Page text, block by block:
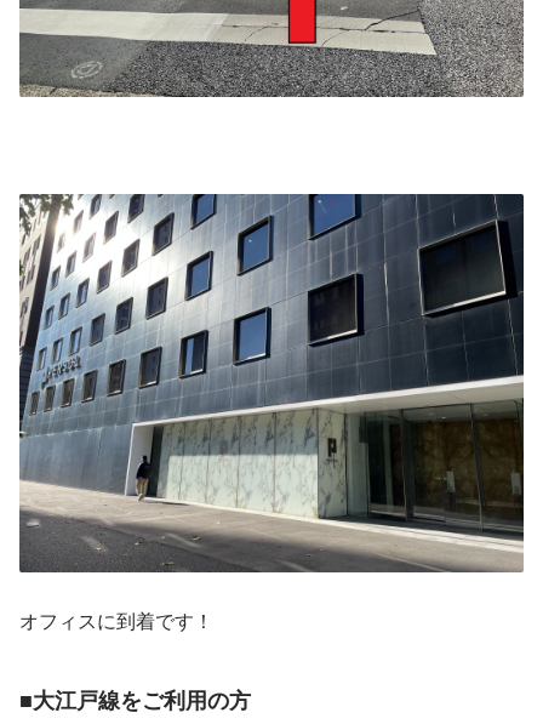
オフィスに到着です！
■大江戸線をご利用の方